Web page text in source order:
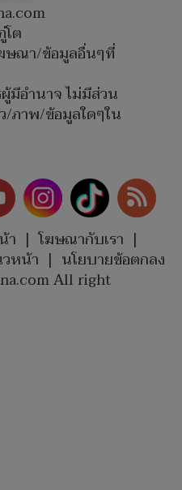
ต
ษณา/ข้อมูลอื่นๆที่
มีอำนาจ ไม่มีส่วน
/ภาพ/ข้อมูลใดๆใน
า | โฆษณากับเรา |
หน้า | นโยบายข้อตกลง
All right